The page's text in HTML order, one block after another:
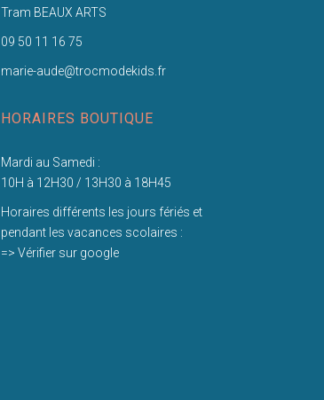
Tram BEAUX ARTS
09 50 11 16 75
marie-aude@trocmodekids.fr
HORAIRES BOUTIQUE
Mardi au Samedi :
10H à 12H30 / 13H30 à 18H45
Horaires différents les jours fériés et
pendant les vacances scolaires :
=> Vérifier sur google